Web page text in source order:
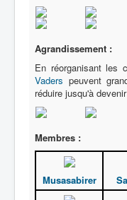
Mechas
Objets
Lieux
Épisodes
Fanservice
Denzimen
Agrandissement :
En réorganisant les
Vaders peuvent
réduire jusqu'à
Membres :
Musasabirer